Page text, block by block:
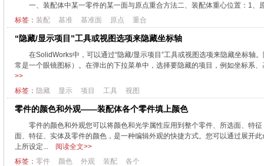
一、装配体中某一零件的某一面与原点重合方法二、装配体重心位置：1
标签： 装配 基准 基准面 原点 重合
“隐藏/显示项目”工具或视图选项来隐藏坐标轴
在SolidWorks中，可以通过“隐藏/显示项目”工具或视图选项来隐藏坐标轴
常是一个眼镜图标）。在弹出的下拉菜单中，选择要隐藏的项目，例如坐标系
>>
标签： 隐藏 显示 项目 工具 视图
零件的颜色和外观——装配体各个零件填上颜色
零件的颜色和外观您可以将颜色和光学属性应用到整个零件、所选面、特
面、特征、实体及零件的颜色，是一种编辑外观的快捷方式。您可以通过展开
上所设定...
阅读全文>>
标签： 零件 颜色 外观 装配 各个